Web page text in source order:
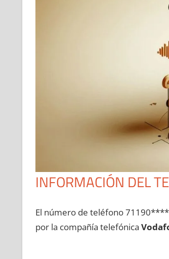
INFORMACIÓN DEL
El número dе teléfono
pοr la compañía telefónica